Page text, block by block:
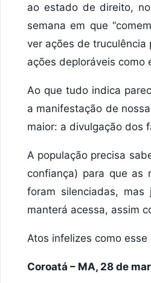
ao estado de direito,
semana em que
ver ações de
ações deploráveis como
Ao que tudo indica
a manifestação de
maior: a divulgação dos
A população precisa
confiança) para que as
foram silenciadas,
manterá acessa, assim
Atos infelizes como
Coroatá – MA, 28 de